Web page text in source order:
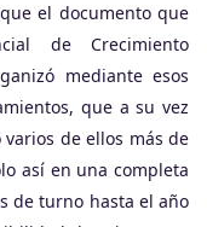
el documento que
de Crecimiento
mediante esos
que a su vez
de ellos más de
así en una completa
de turno hasta el año